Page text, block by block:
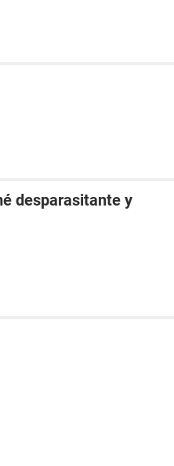
desparasitante y